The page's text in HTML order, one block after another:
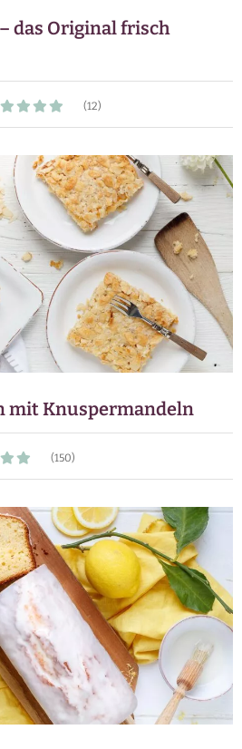
das Original frisch
(12)
mit Knuspermandeln
(150)